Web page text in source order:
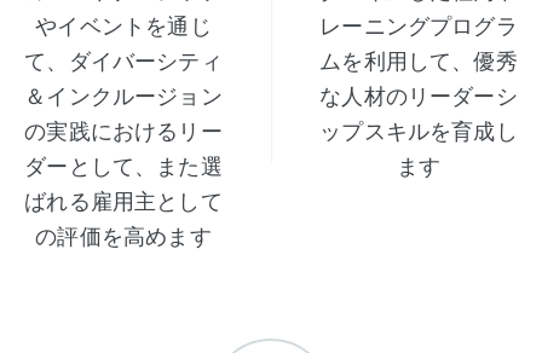
やイベントを通じ
て、ダイバーシティ
＆インクルージョン
の実践におけるリー
ダーとして、また選
ばれる雇用主として
の評価を高めます
レーニングプログラ
ムを利用して、優秀
な人材のリーダーシ
ップスキルを育成し
ます